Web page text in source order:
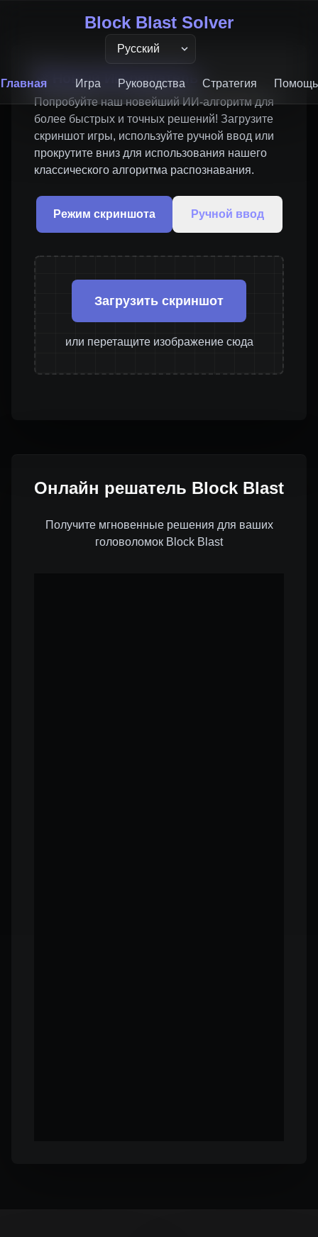
Block Blast Solver
Главная Игра Руководства Стратегия Помощь
Block Blast Solver
Бесплатный онлайн-инструмент для
Используйте наш AI-решатель для
🚀 Новый ИИ-решатель
Попробуйте наш новейший ИИ-алгоритм для
более быстрых и точных решений! Загрузите
скриншот игры, используйте ручной ввод или
прокрутите вниз для использования нашего
классического алгоритма распознавания.
Режим скриншота Ручной ввод
Загрузить скриншот
или перетащите изображение сюда
Онлайн решатель Block Blast
Получите мгновенные решения для ваших
головоломок Block Blast